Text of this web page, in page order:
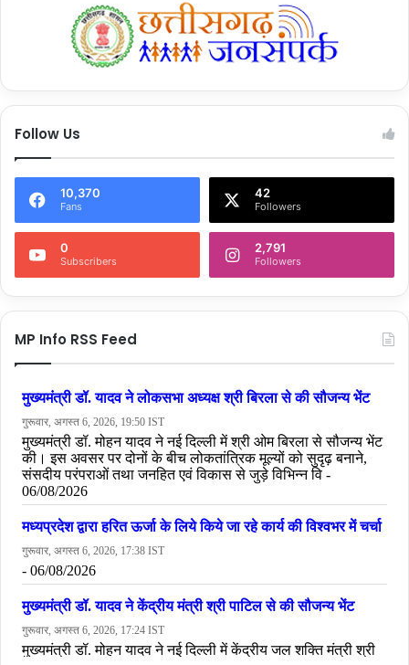
Follow Us
10,370
Fans
42
Followers
0
Subscribers
2,791
Followers
MP Info RSS Feed